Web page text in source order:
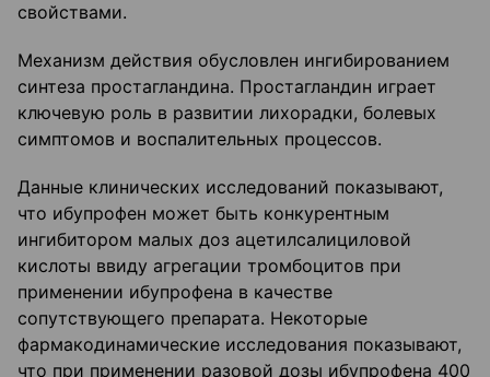
свойствами.
Механизм действия обусловлен ингибированием
синтеза простагландина. Простагландин играет
ключевую роль в развитии лихорадки, болевых
симптомов и воспалительных процессов.
Данные клинических исследований показывают,
что ибупрофен может быть конкурентным
ингибитором малых доз ацетилсалициловой
кислоты ввиду агрегации тромбоцитов при
применении ибупрофена в качестве
сопутствующего препарата. Некоторые
фармакодинамические исследования показывают,
что при применении разовой дозы ибупрофена 400